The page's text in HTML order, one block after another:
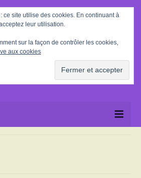
ce site utilise des cookies. En continuant à
leur utilisation.
sur la façon de contrôler les cookies,
aux cookies